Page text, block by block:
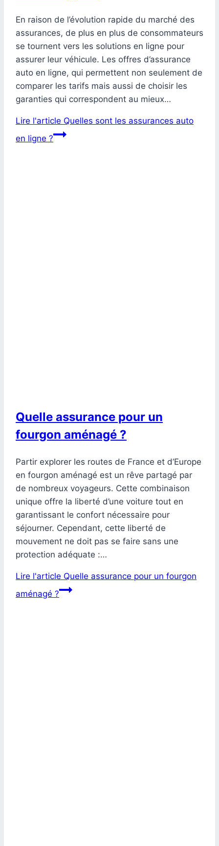
En raison de l’évolution rapide du marché des
assurances, de plus en plus de consommateurs
se tournent vers les solutions en ligne pour
assurer leur véhicule. Les offres d’assurance
auto en ligne, qui permettent non seulement de
comparer les tarifs mais aussi de choisir les
garanties qui correspondent au mieux…
Lire l'article Quelles sont les assurances auto
en ligne ?
Quelle assurance pour un
fourgon aménagé ?
Partir explorer les routes de France et d’Europe
en fourgon aménagé est un rêve partagé par
de nombreux voyageurs. Cette combinaison
unique offre la liberté d’une voiture tout en
garantissant le confort nécessaire pour
séjourner. Cependant, cette liberté de
mouvement ne doit pas se faire sans une
protection adéquate :…
Lire l'article Quelle assurance pour un fourgon
aménagé ?